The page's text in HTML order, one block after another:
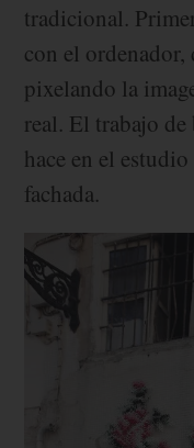
tradicional.
con el ordenador,
pixelando la
real. El trabajo
hace en el
fachada.